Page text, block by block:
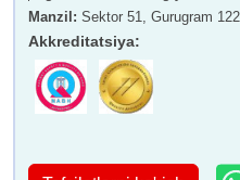
Manzil : Sektor 51, Gurugram
Akkreditatsiya: